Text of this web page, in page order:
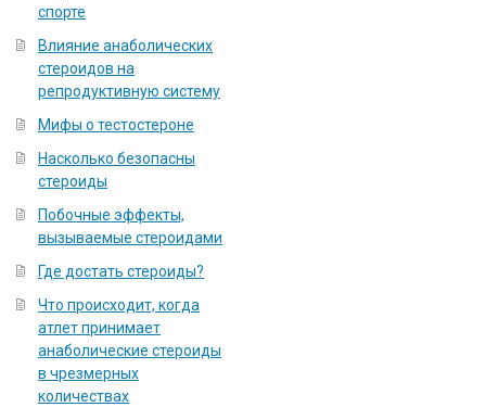
спорте
Влияние анаболических
стероидов на
репродуктивную систему
Мифы о тестостероне
Насколько безопасны
стероиды
Побочные эффекты,
вызываемые стероидами
Где достать стероиды?
Что происходит, когда
атлет принимает
анаболические стероиды
в чрезмерных
количествах